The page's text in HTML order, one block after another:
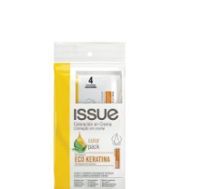
¿Canas rebeldes?
Conseguí un castaño
vibrante y 35% más fuerte
con la Tintura Issue Color
Pack 4. ¡Protección con
keratina! Comprala hoy
en nuestra web.